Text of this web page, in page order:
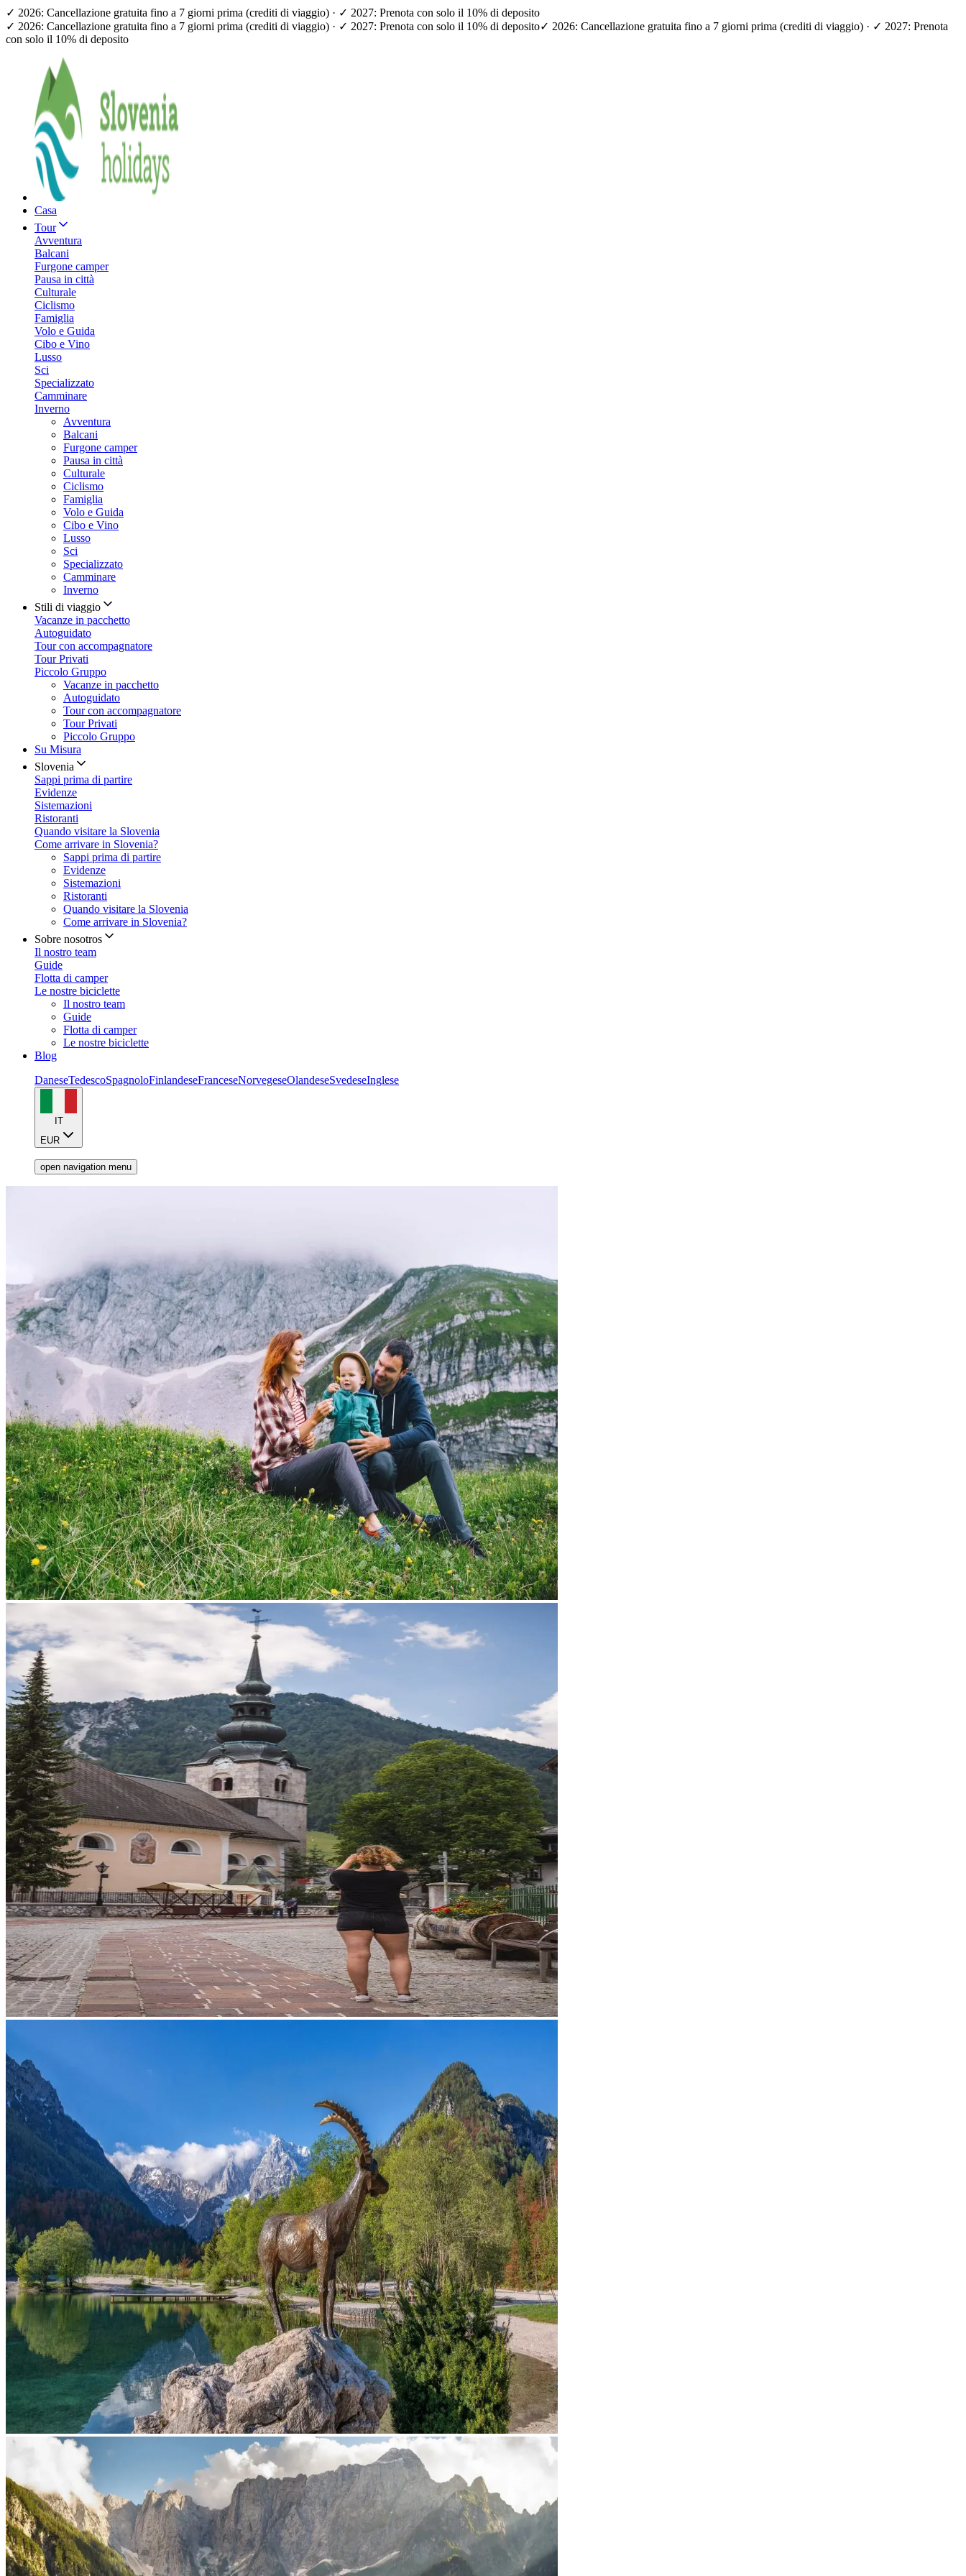
✓ 2026: Cancellazione gratuita fino a 7 giorni prima (crediti di viaggio) · ✓ 2027: Prenota con solo il 10% di deposito
✓ 2026: Cancellazione gratuita fino a 7 giorni prima (crediti di viaggio) · ✓ 2027: Prenota con solo il 10% di deposito✓ 2026: Cancellazione gratuita fino a 7 giorni prima (crediti di viaggio) · ✓ 2027: Prenota
con solo il 10% di deposito
Casa
Tour
Avventura
Balcani
Furgone camper
Pausa in città
Culturale
Ciclismo
Famiglia
Volo e Guida
Cibo e Vino
Lusso
Sci
Specializzato
Camminare
Inverno
Avventura
Balcani
Furgone camper
Pausa in città
Culturale
Ciclismo
Famiglia
Volo e Guida
Cibo e Vino
Lusso
Sci
Specializzato
Camminare
Inverno
Stili di viaggio
Vacanze in pacchetto
Autoguidato
Tour con accompagnatore
Tour Privati
Piccolo Gruppo
Vacanze in pacchetto
Autoguidato
Tour con accompagnatore
Tour Privati
Piccolo Gruppo
Su Misura
Slovenia
Sappi prima di partire
Evidenze
Sistemazioni
Ristoranti
Quando visitare la Slovenia
Come arrivare in Slovenia?
Sappi prima di partire
Evidenze
Sistemazioni
Ristoranti
Quando visitare la Slovenia
Come arrivare in Slovenia?
Sobre nosotros
Il nostro team
Guide
Flotta di camper
Le nostre biciclette
Il nostro team
Guide
Flotta di camper
Le nostre biciclette
Blog
DaneseTedescoSpagnoloFinlandeseFranceseNorvegeseOlandeseSvedeseInglese
IT
EUR
open navigation menu